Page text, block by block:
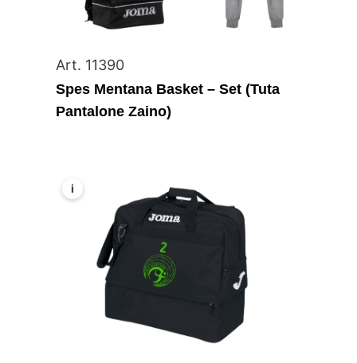
Art. 11390
Spes Mentana Basket – Set (Tuta
Pantalone Zaino)
i